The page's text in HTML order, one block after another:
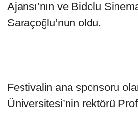
Ajansı’nın ve Bidolu
Saraçoğlu’nun oldu.
Festivalin ana sponsoru
Üniversitesi’nin rektörü